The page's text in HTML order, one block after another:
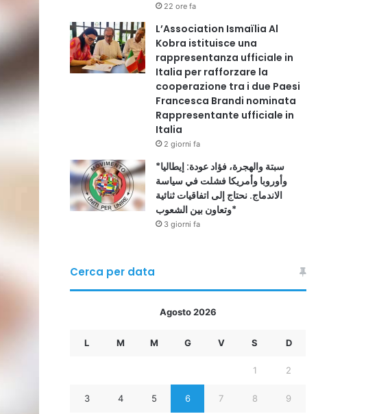
22 ore fa
L’Association Ismaïlia Al
Kobra istituisce una
rappresentanza ufficiale in
Italia per rafforzare la
cooperazione tra i due Paesi
Francesca Brandi nominata
Rappresentante ufficiale in
Italia
2 giorni fa
*سبتة والهجرة، فؤاد عودة: إيطاليا
وأوروبا وأمريكا فشلت في سياسة
الاندماج. نحتاج إلى اتفاقيات ثنائية
وتعاون بين الشعوب*
3 giorni fa
Cerca per data
Agosto 2026
L M M G V S D
1 2
3 4 5 6 7 8 9